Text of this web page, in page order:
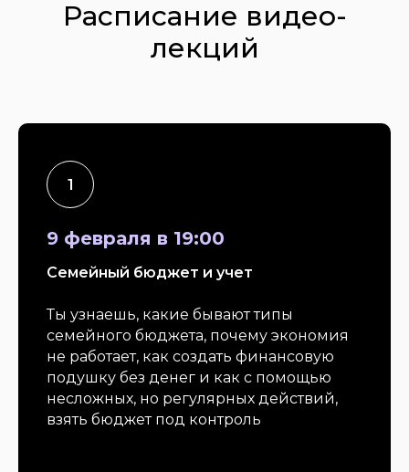
Расписание видео-
лекций​
9 февраля в 19:00
Семейный бюджет и учет
Ты узнаешь, какие бывают типы
семейного бюджета, почему экономия
не работает, как создать финансовую
подушку без денег и как с помощью
несложных, но регулярных действий,
взять бюджет под контроль